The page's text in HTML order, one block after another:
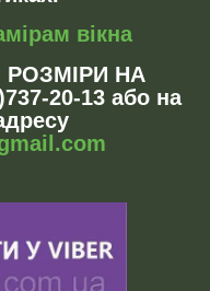
вікна
НА
20-13 або на